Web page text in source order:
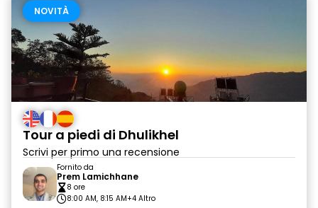
NOVITÀ
Tour a piedi di Dhulikhel
Scrivi per primo una recensione
Fornito da
Prem Lamichhane
8 ore
8:00 AM, 8:15 AM+4 Altro